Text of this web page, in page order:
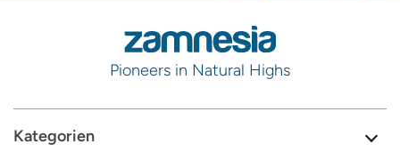
Pioneers in Natural Highs
Kategorien